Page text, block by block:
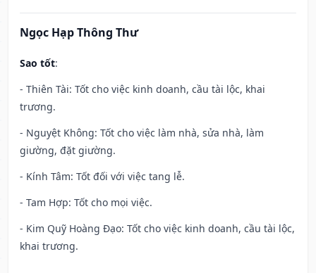
Ngọc Hạp Thông Thư
Sao tốt:
- Thiên Tài: Tốt cho việc kinh doanh, cầu tài lộc, khai
trương.
- Nguyệt Không: Tốt cho việc làm nhà, sửa nhà, làm
giường, đặt giường.
- Kính Tâm: Tốt đối với việc tang lễ.
- Tam Hợp: Tốt cho mọi việc.
- Kim Quỹ Hoàng Đạo: Tốt cho việc kinh doanh, cầu tài lộc,
khai trương.